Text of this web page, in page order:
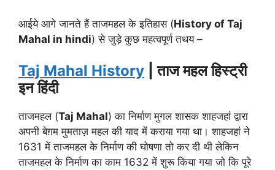
आईये आगे जानते हैं ताजमहल के इतिहास (History of Taj
Mahal in hindi) से जुड़े कुछ महत्वपूर्ण तथय –
Taj Mahal History | ताज महल हिस्ट्री
इन हिंदी
ताजमहल (Taj Mahal) का निर्माण मुगल शासक शाहजहां द्वारा
अपनी बेग़म मुमताज़ महल की याद में कराया गया था। शाहजहां ने
1631 में ताजमहल के निर्माण की घोषणा तो कर दी थी लेकिन
ताजमहल के निर्माण का काम 1632 में शुरू किया गया जो कि पूरे